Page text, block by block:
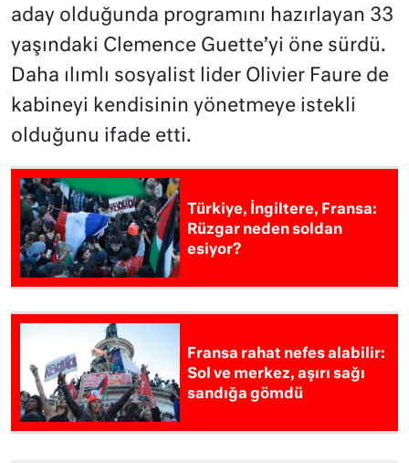
aday olduğunda programını hazırlayan 33
yaşındaki Clemence Guette’yi öne sürdü.
Daha ılımlı sosyalist lider Olivier Faure de
kabineyi kendisinin yönetmeye istekli
olduğunu ifade etti.
Türkiye, İngiltere, Fransa:
Rüzgar neden soldan
esiyor?
Fransa rahat nefes alabilir:
Sol ve merkez, aşırı sağı
sandığa gömdü